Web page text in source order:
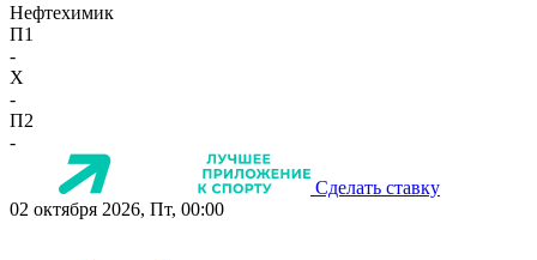
Нефтехимик
П1
-
X
-
П2
-
Сделать ставку
02 октября 2026, Пт, 00:00